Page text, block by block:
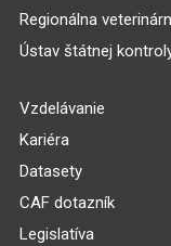
Regionálna
Ústav štátnej
Vzdelávanie
Kariéra
Datasety
CAF dotazník
Legislatíva